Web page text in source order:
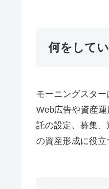
何をして
モーニングスタ
Web広告や資産
託の設定、募集
の資産形成に役立